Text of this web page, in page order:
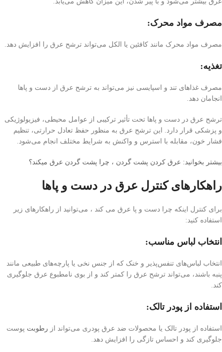
مصرف مواد محرک:
مصرف مواد محرک مانند کافئین یا الکل می‌تواند ترشح عرق را افزایش دهد.
تغذیه:
مصرف غذاهای تند و اسپایسی نیز می‌تواند به ترشح عرق از دست و پاها
انجامان دهد.
ترشح عرق در دست و پاها تحت تأثیر ترکیبی از عوامل محیطی، فیزیولوژیکی
و پزشکی قرار دارد. این ترشح عرق به منظور حفظ تعادل حرارتی، تنظیم
فشار خون، مقابله با استرس و واکنش به شرایط مختلف انجام می‌شود.
بیشتر بخوانید: عرق كردن پشت گردن ، چرا پشت گردن عرق میکند؟
راهکارهای کنترل عرق در دست و پاها
برای کنترل اینکه چرا دست و پا عرق می کند ، می‌توانید از راهکارهای زیر
استفاده کنید:
انتخاب لباس مناسب:
انتخاب لباس‌های تنفس‌پذیر و خنک که از جنس نخی یا پارچه‌های طبیعی مانند
پنبه باشند، می‌تواند ترشح عرق را کمتر کند و از بوی نامطبوع عرق جلوگیری
کند.
استفاده از پودر تالک:
استفاده از پودر تالک یا محصولات ضد عرق پودری می‌تواند از رطوبت پوست
جلوگیری کند و احساس تازگی را افزایش دهد.